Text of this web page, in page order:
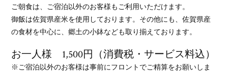
ご朝食は、ご宿泊以外のお客様もご利用いただけます。
御飯は佐賀県産米を使用しております。その他にも、佐賀県産
の食材を中心に、郷土の小鉢なども取り揃えております。
お一人様 1,500円（消費税・サービス料込）
※ご宿泊以外のお客様は事前にフロントでご精算をお願いしま